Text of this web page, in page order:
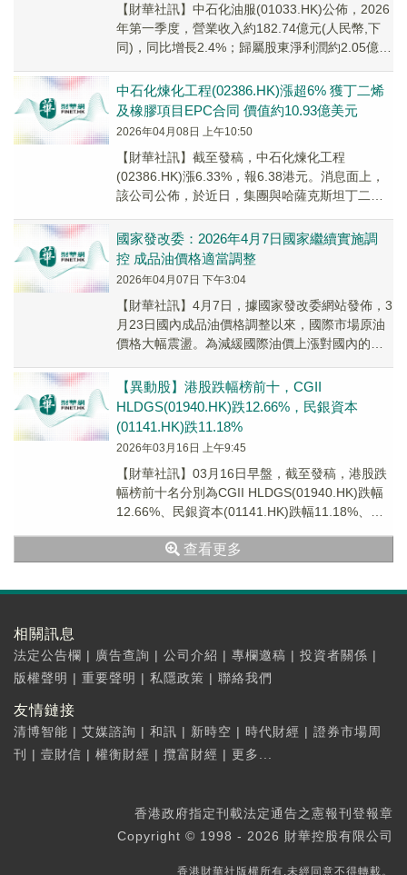
【財華社訊】中石化油服(01033.HK)公佈，2026
年第一季度，營業收入約182.74億元(人民幣,下
同)，同比增長2.4%；歸屬股東淨利潤約2.05億
中石化煉化工程(02386.HK)漲超6% 獲丁二烯
及橡膠項目EPC合同 價值約10.93億美元
2026年04月08日 上午10:50
​【財華社訊】截至發稿，中石化煉化工程
(02386.HK)漲6.33%，報6.38港元。消息面上，
該公司公佈，於近日，集團與哈薩克斯坦丁二烯
國家發改委：2026年4月7日國家繼續實施調
控 成品油價格適當調整
2026年04月07日 下午3:04
​【財華社訊】4月7日，據國家發改委網站發佈，3
月23日國內成品油價格調整以來，國際市場原油
價格大幅震盪。為減緩國際油價上漲對國內的衝
成...
【異動股】港股跌幅榜前十，CGII
HLDGS(01940.HK)跌12.66%，民銀資本
(01141.HK)跌11.18%
2026年03月16日 上午9:45
【財華社訊】03月16日早盤，截至發稿，港股跌
幅榜前十名分別為CGII HLDGS(01940.HK)跌幅
12.66%、民銀資本(01141.HK)跌幅11.18%、曠
查看更多
相關訊息
法定公告欄 | 廣告查詢 | 公司介紹 | 專欄邀稿 | 投資者關係 |
版權聲明 | 重要聲明 | 私隱政策 | 聯絡我們
友情鏈接
清博智能 | 艾媒諮詢 | 和訊 | 新時空 | 時代財經 | 證券市場周
刊
| 壹財信 | 權衡財經 | 攬富財經 | 更多...
香港政府指定刊載法定通告之憲報刊登報章
Copyright © 1998 - 2026 財華控股有限公司
香港財華社版權所有,未經同意不得轉載。